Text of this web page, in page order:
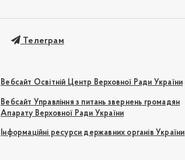
Телеграм
Вебсайт Освітній Центр Верховної Ради України
Вебсайт Управління з питань звернень громадян
Апарату Верховної Ради України
Інформаційні ресурси державних органів України